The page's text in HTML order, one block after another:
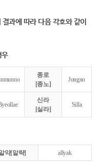
과에 따라 다음 각호와 같이
우
종로
[종노]
Jongno
신라
[실라]
Silla
약[알략] allyak